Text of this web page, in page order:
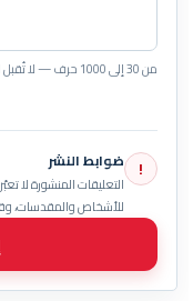
من 30 إلى 1000 حرف — لا تُقبل الروابط أو أكواد HTML.
! ضوابط النشر
التعليقات المنشورة لا
للأشخاص والمقدسات،